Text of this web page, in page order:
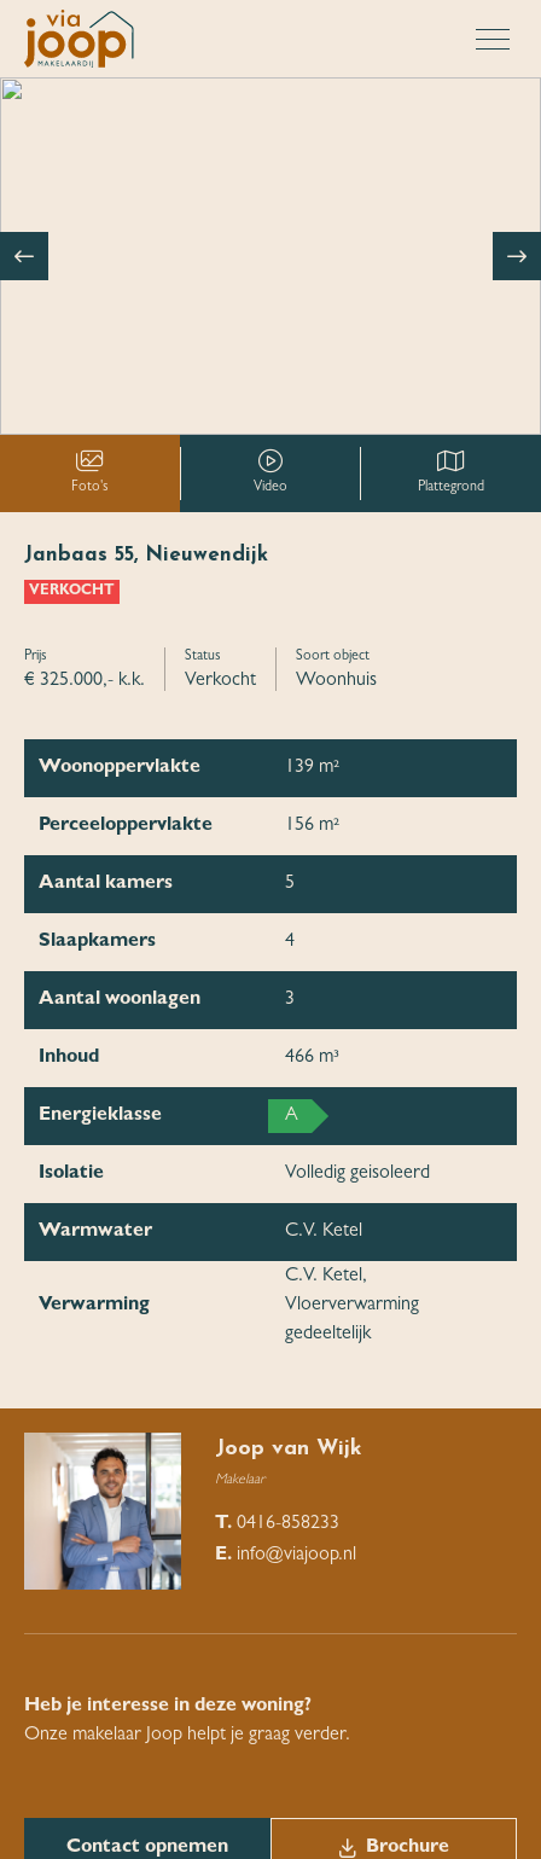
Foto's Video Plattegrond
Janbaas 55, Nieuwendijk
VERKOCHT
Prijs
€ 325.000,- k.k.
Status
Verkocht
Soort object
Woonhuis
Woonoppervlakte 139 m²
Perceeloppervlakte 156 m²
Aantal kamers 5
Slaapkamers 4
Aantal woonlagen 3
Inhoud 466 m³
Energieklasse A
Isolatie Volledig geisoleerd
Warmwater C.V. Ketel
Verwarming
C.V. Ketel,
Vloerverwarming
gedeeltelijk
Joop van Wijk
Makelaar
T. 0416-858233
E. info@viajoop.nl
Heb je interesse in deze woning?
Onze makelaar Joop helpt je graag verder.
Contact opnemen Brochure